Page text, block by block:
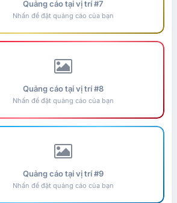
Quảng cáo tại vị trí #7
Nhấn để đặt quảng cáo của bạn
Quảng cáo tại vị trí #8
Nhấn để đặt quảng cáo của bạn
Quảng cáo tại vị trí #9
Nhấn để đặt quảng cáo của bạn